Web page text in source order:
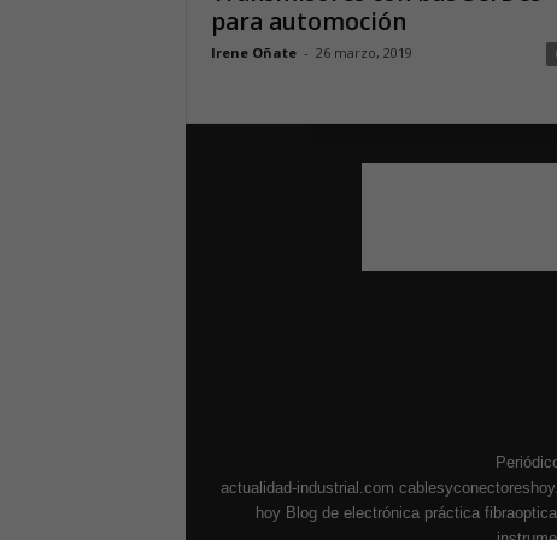
para automoción
Irene Oñate - 26 marzo, 2019
actualidad-industrial.com
hoy Blog de electrónica práctica